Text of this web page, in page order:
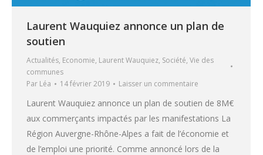
Laurent Wauquiez annonce un plan de
soutien
Actualités, Economie, Laurent Wauquiez, Société, Vie des
communes
Par Léa 14 février 2019 Laisser un commentaire
Laurent Wauquiez annonce un plan de soutien de 8M€
aux commerçants impactés par les manifestations La
Région Auvergne-Rhône-Alpes a fait de l’économie et
de l’emploi une priorité. Comme annoncé lors de la